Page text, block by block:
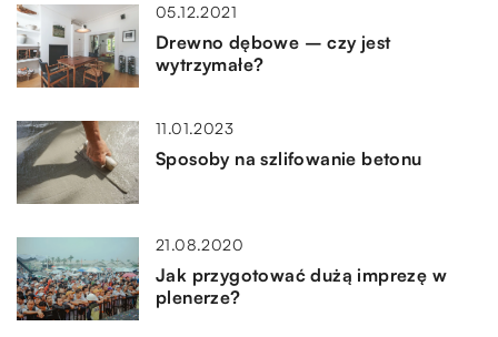
05.12.2021
Drewno dębowe – czy jest
wytrzymałe?
11.01.2023
Sposoby na szlifowanie betonu
21.08.2020
Jak przygotować dużą imprezę w
plenerze?